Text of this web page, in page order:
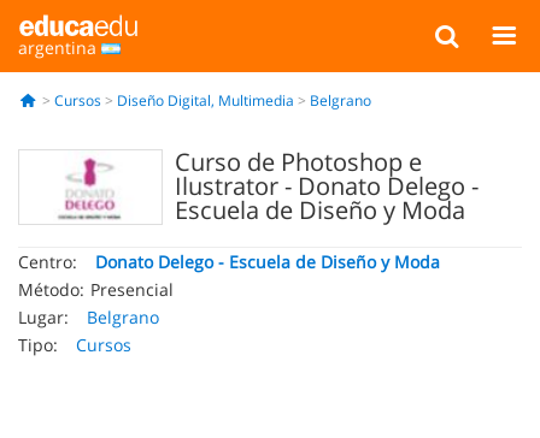
argentina
Cursos Diseño Digital, Multimedia Belgrano
Curso de Photoshop e
Ilustrator - Donato Delego -
Escuela de Diseño y Moda
Centro:
Donato Delego - Escuela de Diseño y Moda
Método: Presencial
Lugar:
Belgrano
Tipo:
Cursos